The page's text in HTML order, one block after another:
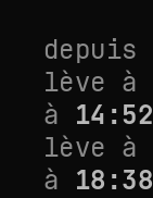
depuis
lève à
à 14:52
lève à
à 18:38